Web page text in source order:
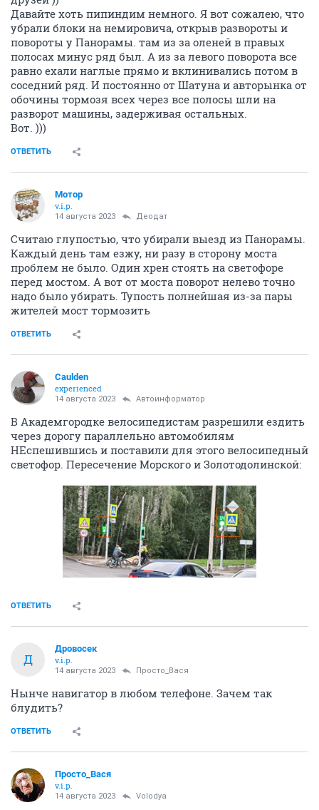
Давайте хоть пипиндим немного. Я вот сожалею, что
убрали блоки на немировича, открыв развороты и
повороты у Панорамы. там из за оленей в правых
полосах минус ряд был. А из за левого поворота все
равно ехали наглые прямо и вклинивались потом в
соседний ряд. И постоянно от Шатуна и авторынка от
обочины тормозя всех через все полосы шли на
разворот машины, задерживая остальных.
Вот. )))
ОТВЕТИТЬ
Мотор
v.i.p.
14 августа 2023 Деодат
Считаю глупостью, что убирали выезд из Панорамы.
Каждый день там езжу, ни разу в сторону моста
проблем не было. Один хрен стоять на светофоре
перед мостом. А вот от моста поворот нелево точно
надо было убирать. Тупость полнейшая из-за пары
жителей мост тормозить
ОТВЕТИТЬ
Caulden
experienced
14 августа 2023 Автоинформатор
В Академгородке велосипедистам разрешили ездить
через дорогу параллельно автомобилям
НЕспешившись и поставили для этого велосипедный
светофор. Пересечение Морского и Золотодолинской:
ОТВЕТИТЬ
Д
Дровосек
v.i.p.
14 августа 2023 Просто_Вася
Нынче навигатор в любом телефоне. Зачем так
блудить?
ОТВЕТИТЬ
Просто_Вася
v.i.p.
14 августа 2023 Volodya